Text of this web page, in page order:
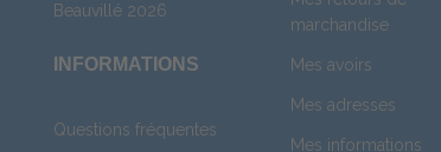
Beauvillé 2026
INFORMATIONS
Questions fréquentes
marchandise
Mes avoirs
Mes adresses
Mes informations